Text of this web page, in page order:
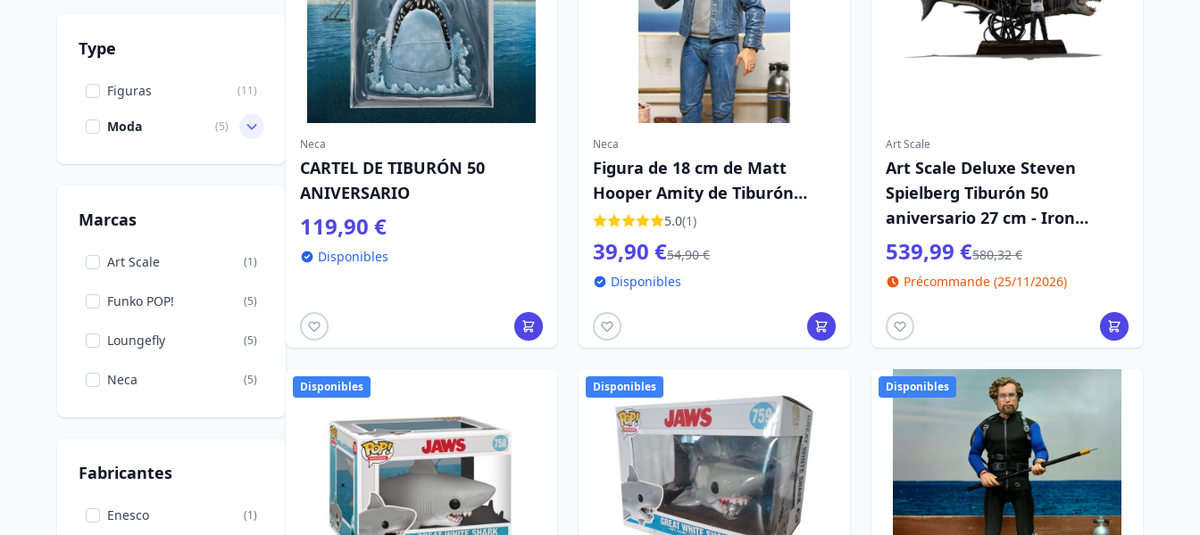
Type
Figuras (11)
Moda (5)
Marcas
Art Scale (1)
Funko POP! (5)
Loungefly (5)
Neca (5)
Fabricantes
Enesco (1)
Neca
CARTEL DE TIBURÓN 50
ANIVERSARIO
119,90 €
Disponibles
Neca
Figura de 18 cm de Matt
Hooper Amity de Tiburón
Ultimate, llegada del 50
aniversario
5.0(1)
39,90 €54,90 €
Disponibles
Art Scale
Art Scale Deluxe Steven
Spielberg Tiburón 50
aniversario 27 cm - Iron
Studios Tiburón
539,99 €580,32 €
Précommande (25/11/2026)
Disponibles Disponibles Disponibles